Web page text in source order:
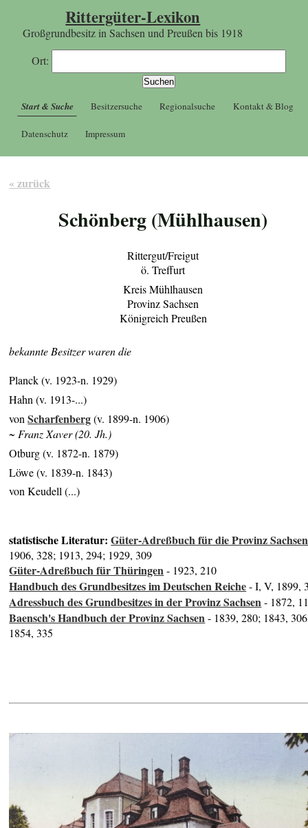
Rittergüter-Lexikon
Großgrundbesitz in Sachsen und Preußen bis 1918
Ort:
Start & Suche Besitzersuche Regionalsuche Kontakt & Blog
Datenschutz Impressum
« zurück
Schönberg (Mühlhausen)
Rittergut/Freigut
ö. Treffurt
Kreis Mühlhausen
Provinz Sachsen
Königreich Preußen
bekannte Besitzer waren die
Planck (v. 1923-n. 1929)
Hahn (v. 1913-...)
vonScharfenberg(v. 1899-n. 1906)
~ Franz Xaver (20. Jh.)
Otburg (v. 1872-n. 1879)
Löwe (v. 1839-n. 1843)
von Keudell (...)
statistische Literatur:Güter-Adreßbuch für die Provinz Sachsen
1906, 328; 1913, 294; 1929, 309
Güter-Adreßbuch für Thüringen- 1923, 210
Handbuch des Grundbesitzes im Deutschen Reiche- I, V, 1899,
Adressbuch des Grundbesitzes in der Provinz Sachsen- 1872,
Baensch's Handbuch der Provinz Sachsen- 1839, 280; 1843,
1854, 335